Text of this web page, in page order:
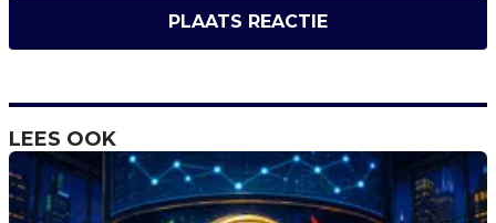
PLAATS REACTIE
LEES OOK